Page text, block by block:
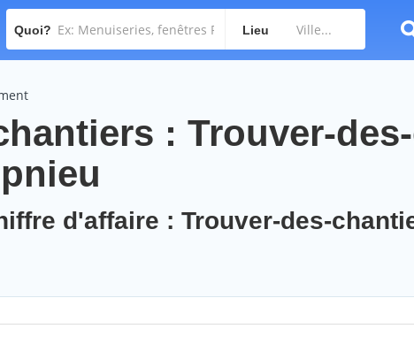
Quoi? Lieu
: Trouver-
d'affaire : Trouver-des-